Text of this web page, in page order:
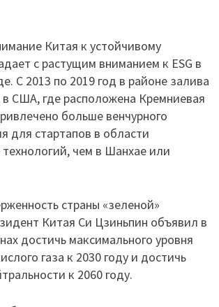
Китая к устойчивому
с растущим вниманием к ESG в
С 2013 по 2019 год в районе залива
США, где расположена Кремниевая
больше венчурного
для стартапов в области
чем в Шанхае или
страны «зеленой»
Китая Си Цзиньпин объявил в
достичь максимального уровня
газа к 2030 году и достичь
к 2060 году.